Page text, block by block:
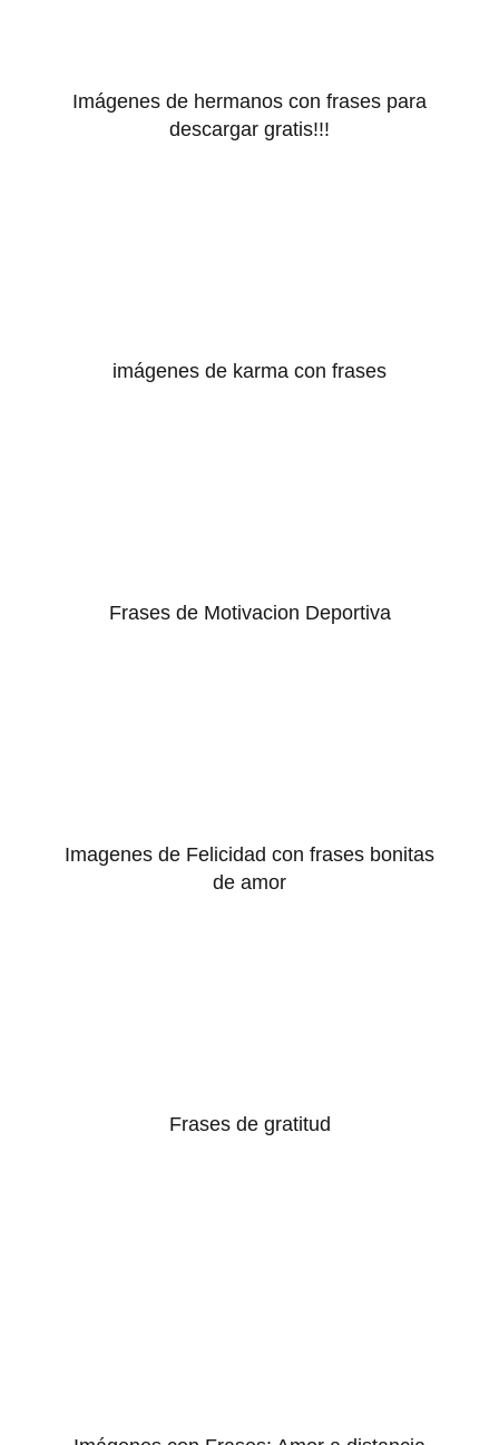
Imágenes de hermanos con frases para
descargar gratis!!!
imágenes de karma con frases
Frases de Motivacion Deportiva
Imagenes de Felicidad con frases bonitas
de amor
Frases de gratitud